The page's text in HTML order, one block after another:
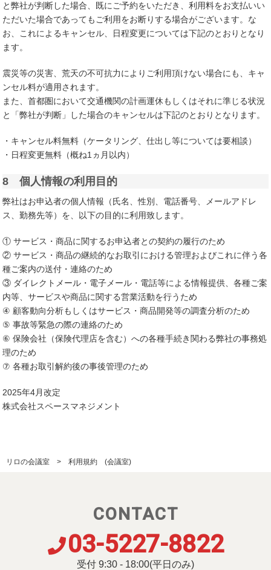
と弊社が判断した場合、既にご予約をいただき、利用料をお支払いい
ただいた場合であってもご利用をお断りする場合がございます。な
お、これによるキャンセル、日程変更については下記のとおりとなり
ます。
震災等の災害、荒天の不可抗力によりご利用頂けない場合にも、キャ
ンセル料が適用されます。
また、首都圏において交通機関の計画運休もしくはそれに準じる状況
と「弊社が判断」した場合のキャンセルは下記のとおりとなります。
・キャンセル料無料（ケータリング、仕出し等については要相談）
・日程変更無料（概ね1ヵ月以内）
8 個人情報の利用目的
弊社はお申込者の個人情報（氏名、性別、電話番号、メールアドレ
ス、勤務先等）を、以下の目的に利用致します。
① サービス・商品に関するお申込者との契約の履行のため
② サービス・商品の継続的なお取引における管理およびこれに伴う各
種ご案内の送付・連絡のため
③ ダイレクトメール・電子メール・電話等による情報提供、各種ご案
内等、サービスや商品に関する営業活動を行うため
④ 顧客動向分析もしくはサービス・商品開発等の調査分析のため
⑤ 事故等緊急の際の連絡のため
⑥ 保険会社（保険代理店を含む）への各種手続き関わる弊社の事務処
理のため
⑦ 各種お取引解約後の事後管理のため
2025年4月改定
株式会社スペースマネジメント
リロの会議室 利用規約 (会議室)
CONTACT
03-5227-8822
受付 9:30 - 18:00(平日のみ)